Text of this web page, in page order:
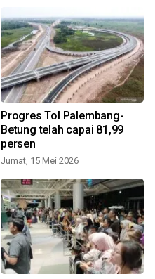
Progres Tol Palembang-
Betung telah capai 81,99
persen
Jumat, 15 Mei 2026